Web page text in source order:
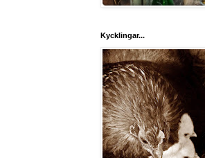
Kycklingar...